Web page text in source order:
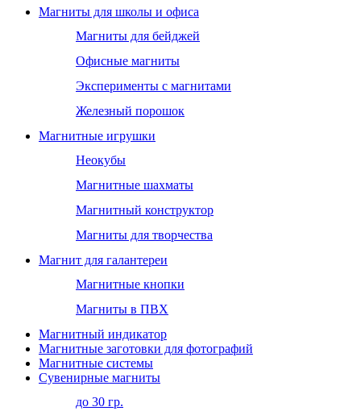
Магниты для школы и офиса
Магниты для бейджей
Офисные магниты
Эксперименты с магнитами
Железный порошок
Магнитные игрушки
Неокубы
Магнитные шахматы
Магнитный конструктор
Магниты для творчества
Магнит для галантереи
Магнитные кнопки
Магниты в ПВХ
Магнитный индикатор
Магнитные заготовки для фотографий
Магнитные системы
Сувенирные магниты
до 30 гр.